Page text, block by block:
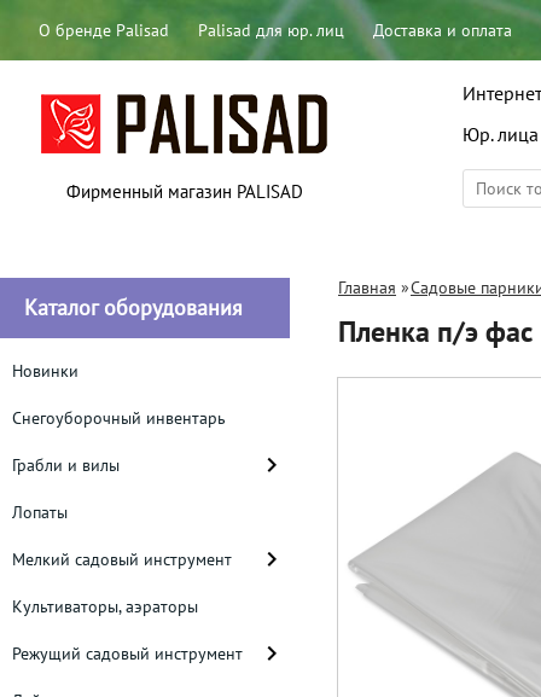
О бренде Palisad Palisad для юр. лиц Доставка и оплата
Фирменный магазин PALISAD
Юр. лица
Каталог оборудования
Новинки
Снегоуборочный инвентарь
Грабли и вилы
Лопаты
Мелкий садовый инструмент
Культиваторы, аэраторы
Режущий садовый инструмент
Главная »Садовые
Пленка п/э